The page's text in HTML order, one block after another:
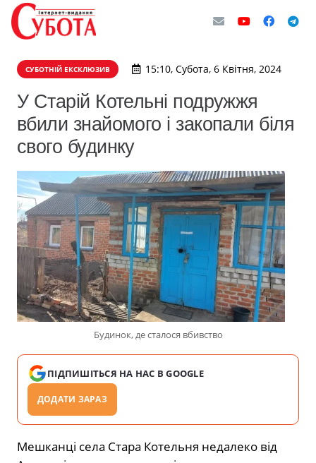
СУБОТНІЙ ЕКСКЛЮЗИВ 15:10, Субота, 6 Квітня, 2024
У Старій Котельні подружжя
вбили знайомого і закопали біля
свого будинку
Будинок, де сталося вбивство
ПІДПИШІТЬСЯ НА НАС В GOOGLE
ДОДАТИ ЗАРАЗ
Мешканці села Стара Котельня недалеко від